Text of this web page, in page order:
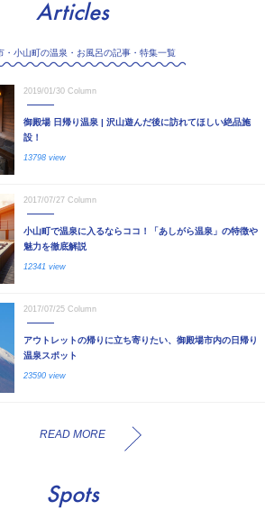
Articles
・小山町の温泉・お風呂の記事・特集一覧
2019/01/30 Column
御殿場 日帰り温泉 | 沢山遊んだ後に訪れてほしい絶品施
設！
13798 view
2017/07/27 Column
小山町で温泉に入るならココ！「あしがら温泉」の特徴や
魅力を徹底解説
12341 view
2017/07/25 Column
アウトレットの帰りに立ち寄りたい、御殿場市内の日帰り
温泉スポット
23590 view
READ MORE
Spots